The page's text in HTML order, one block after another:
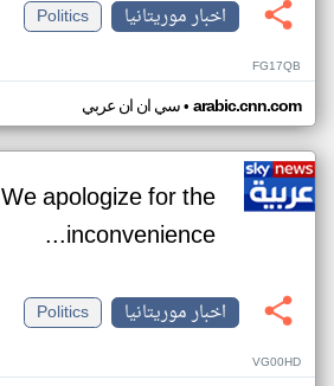
اخبار موريتانيا
Politics
FG17QB
سي ان ان عربي• arabic.cnn.com
We apologize for the
inconvenience...
اخبار موريتانيا
Politics
VG00HD